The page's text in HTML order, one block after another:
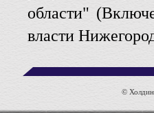
области"
власти
©